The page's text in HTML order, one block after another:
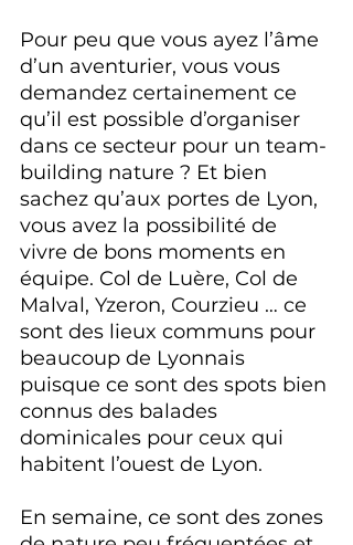
Pour peu que vous ayez l’âme
d’un aventurier, vous vous
demandez certainement ce
qu’il est possible d’organiser
dans ce secteur pour un team-
building nature ? Et bien
sachez qu’aux portes de Lyon,
vous avez la possibilité de
vivre de bons moments en
équipe. Col de Luère, Col de
Malval, Yzeron, Courzieu … ce
sont des lieux communs pour
beaucoup de Lyonnais
puisque ce sont des spots bien
connus des balades
dominicales pour ceux qui
habitent l’ouest de Lyon.
En semaine, ce sont des zones